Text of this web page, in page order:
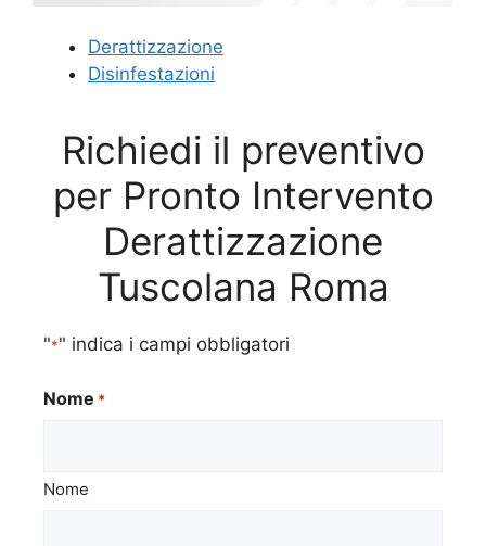
Derattizzazione
Disinfestazioni
Richiedi il preventivo
per Pronto Intervento
Derattizzazione
Tuscolana Roma
"*" indica i campi obbligatori
Nome *
Nome